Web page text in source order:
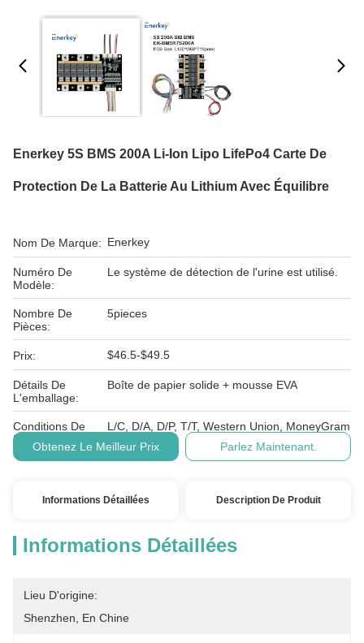
Enerkey 5S BMS 200A Li-Ion Lipo LifePo4 Carte De
Protection De La Batterie Au Lithium Avec Équilibre
Nom De Marque: Enerkey
Numéro De
Modèle:
Le système de détection de l'urine est utilisé.
Nombre De
Pièces:
5pieces
Prix: $46.5-$49.5
Détails De
L'emballage:
Boîte de papier solide + mousse EVA
Conditions De
Paiement:
L/C, D/A, D/P, T/T, Western Union, MoneyGram
Obtenez Le Meilleur Prix
Parlez Maintenant.
Informations Détaillées Description De Produit
Informations Détaillées
Lieu D'origine:
Shenzhen, En Chine